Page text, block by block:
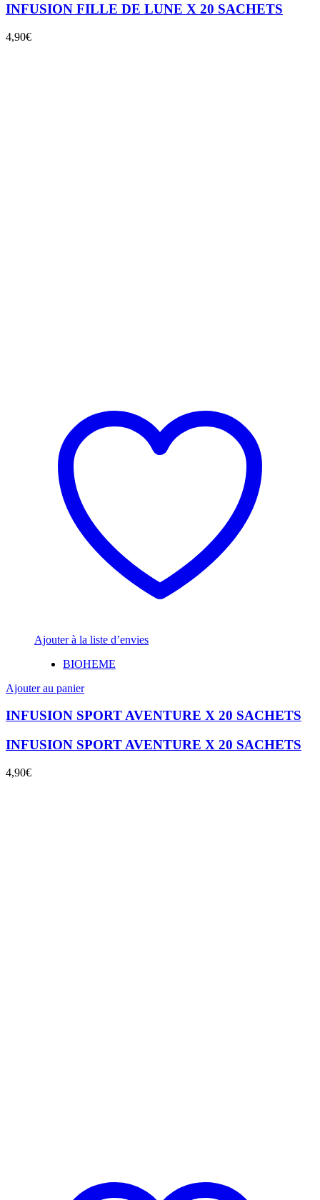
INFUSION FILLE DE LUNE X 20 SACHETS
4,90€
Ajouter à la liste d’envies
BIOHEME
Ajouter au panier
INFUSION SPORT AVENTURE X 20 SACHETS
INFUSION SPORT AVENTURE X 20 SACHETS
4,90€